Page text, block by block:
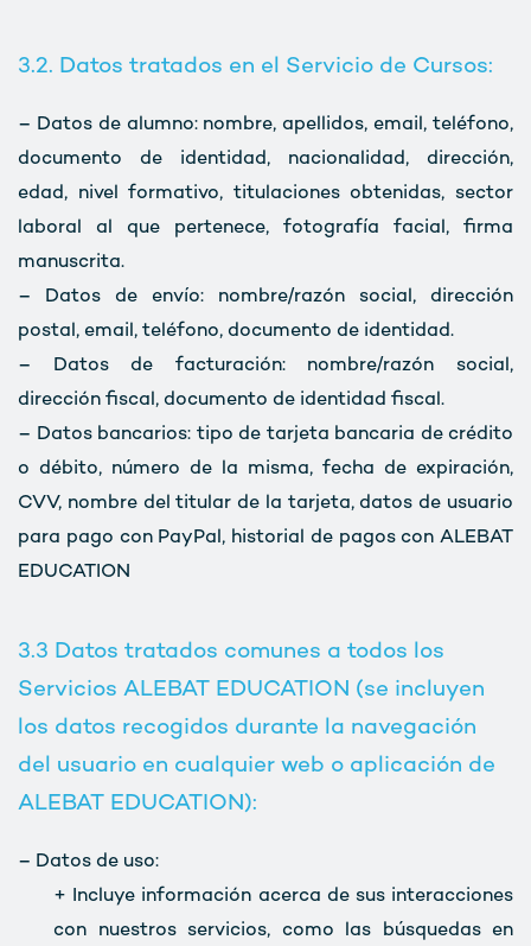
3.2. Datos tratados en el Servicio de Cursos:
– Datos de alumno: nombre, apellidos, email, teléfono,
documento de identidad, nacionalidad, dirección,
edad, nivel formativo, titulaciones obtenidas, sector
laboral al que pertenece, fotografía facial, firma
manuscrita.
– Datos de envío: nombre/razón social, dirección
postal, email, teléfono, documento de identidad.
– Datos de facturación: nombre/razón social,
dirección fiscal, documento de identidad fiscal.
– Datos bancarios: tipo de tarjeta bancaria de crédito
o débito, número de la misma, fecha de expiración,
CVV, nombre del titular de la tarjeta, datos de usuario
para pago con PayPal, historial de pagos con ALEBAT
EDUCATION
3.3 Datos tratados comunes a todos los
Servicios ALEBAT EDUCATION (se incluyen
los datos recogidos durante la navegación
del usuario en cualquier web o aplicación de
ALEBAT EDUCATION):
– Datos de uso:
+ Incluye información acerca de sus interacciones
con nuestros servicios, como las búsquedas en